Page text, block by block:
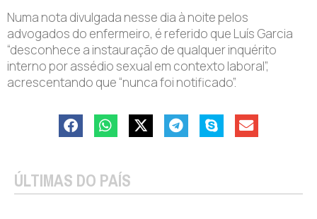
Numa nota divulgada nesse dia à noite pelos
advogados do enfermeiro, é referido que Luís Garcia
“desconhece a instauração de qualquer inquérito
interno por assédio sexual em contexto laboral”,
acrescentando que “nunca foi notificado”.
ÚLTIMAS DO PAÍS